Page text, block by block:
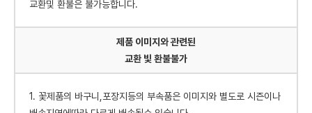
교환및 환불은 불가능합니다.
제품 이미지와 관련된
교환 빛 환불불가
1. 꽃제품의 바구니,포장지등의 부속품은 이미지와 별도로 시즌이나